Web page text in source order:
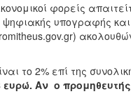
φορείς
υπογραφής
το 2% επί της
ευρώ. Αν ο